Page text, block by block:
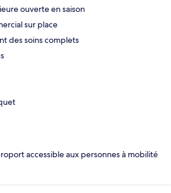
ouverte en saison
sur place
des soins complets
accessible aux personnes à mobilité